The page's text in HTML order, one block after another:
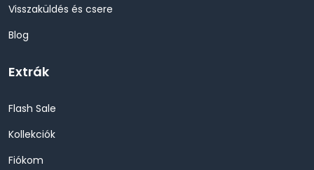
Visszaküldés és csere
Blog
Extrák
Flash Sale
Kollekciók
Fiókom